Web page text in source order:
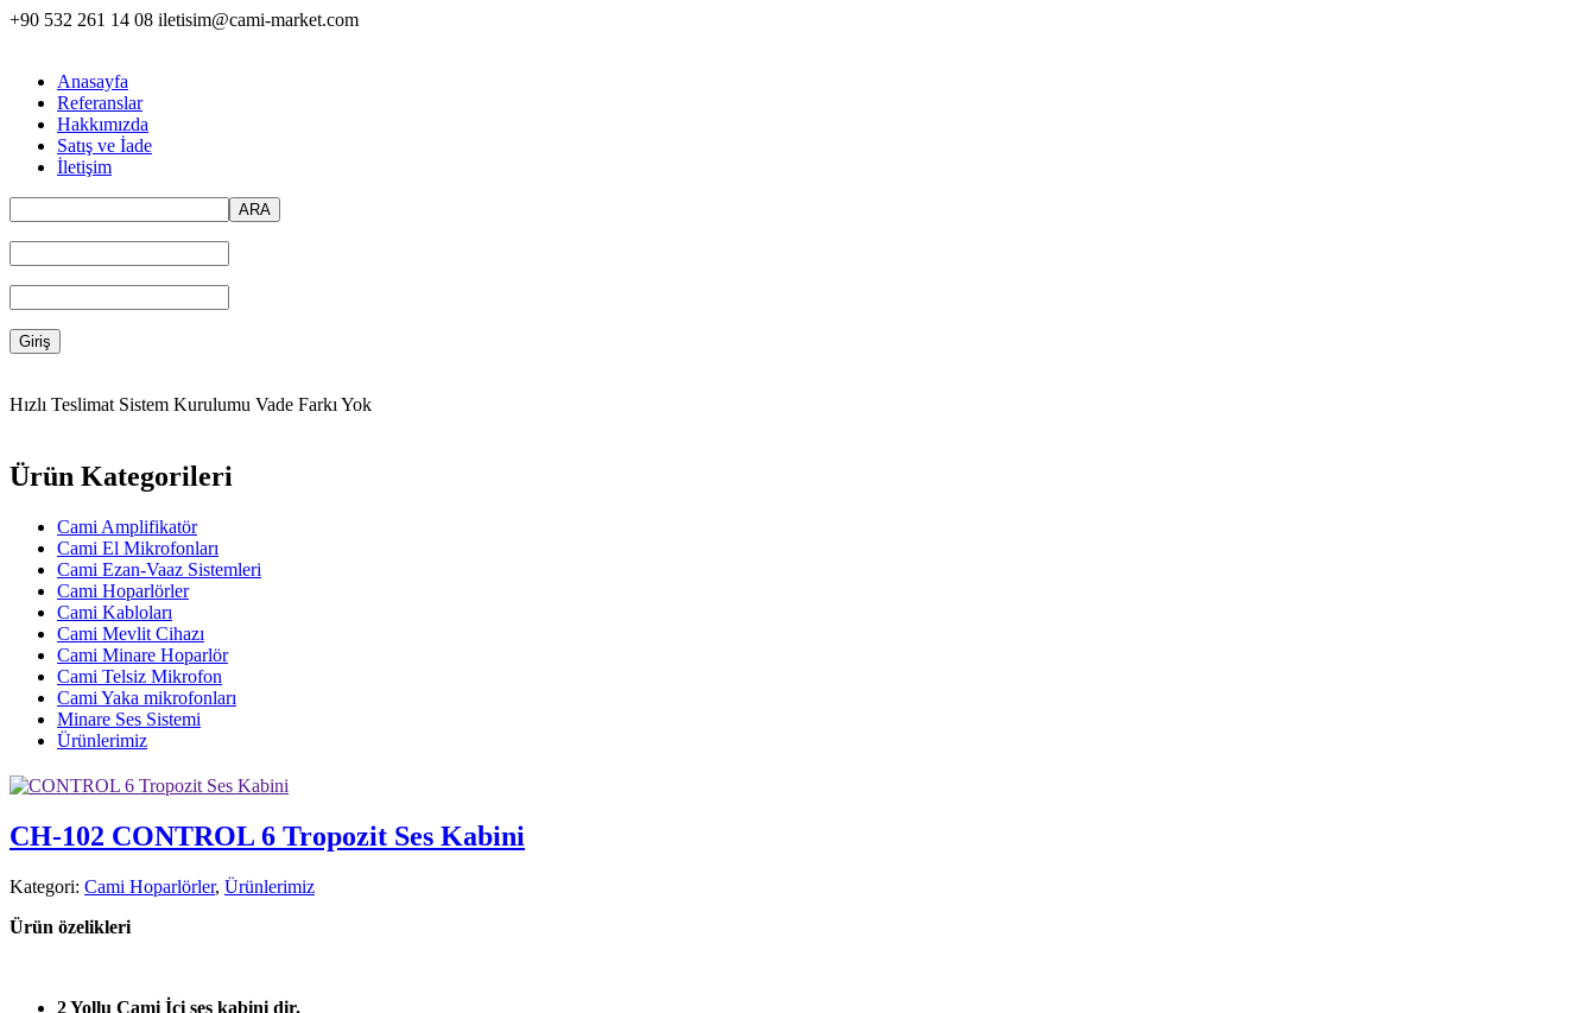
+90 532 261 14 08 iletisim@cami-market.com
Anasayfa
Referanslar
Hakkımızda
Satış ve İade
İletişim
Hızlı Teslimat Sistem Kurulumu Vade Farkı Yok
Ürün Kategorileri
Cami Amplifikatör
Cami El Mikrofonları
Cami Ezan-Vaaz Sistemleri
Cami Hoparlörler
Cami Kabloları
Cami Mevlit Cihazı
Cami Minare Hoparlör
Cami Telsiz Mikrofon
Cami Yaka mikrofonları
Minare Ses Sistemi
Ürünlerimiz
CH-102 CONTROL 6 Tropozit Ses Kabini
Kategori: Cami Hoparlörler, Ürünlerimiz
Ürün özelikleri
2 Yollu Cami İçi ses kabini dir.